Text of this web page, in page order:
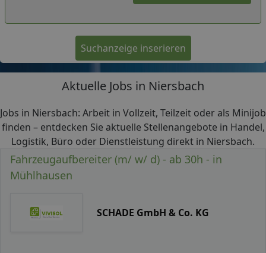
Suchanzeige inserieren
Aktuelle Jobs in Niersbach
Jobs in Niersbach: Arbeit in Vollzeit, Teilzeit oder als Minijob
finden – entdecken Sie aktuelle Stellenangebote in Handel,
Logistik, Büro oder Dienstleistung direkt in Niersbach.
Fahrzeugaufbereiter (m/ w/ d) - ab 30h - in
Mühlhausen
SCHADE GmbH & Co. KG